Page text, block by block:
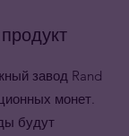
завод Rand
монет.
будут